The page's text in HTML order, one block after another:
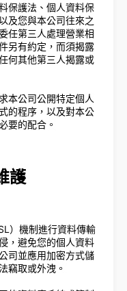
保護法、個人資料保
及您與本公司往來之
任第三人處理營業相
另有約定，而須揭露
何其他第三人揭露或
本公司公開特定個人
的程序，以及對本公
要的配合。
護
）機制進行資料傳輸
，避免您的個人資料
司並應用加密方式儲
竊取或外洩。